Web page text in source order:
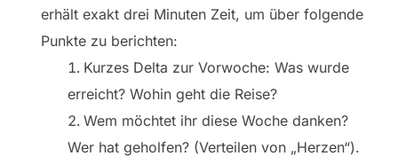
erhält exakt drei Minuten Zeit, um über folgende
Punkte zu berichten:
Kurzes Delta zur Vorwoche: Was wurde
erreicht? Wohin geht die Reise?
Wem möchtet ihr diese Woche danken?
Wer hat geholfen? (Verteilen von „Herzen“).